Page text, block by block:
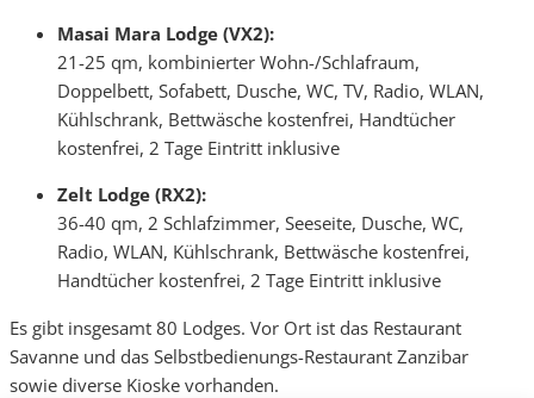
Masai Mara Lodge (VX2):
21-25 qm, kombinierter Wohn-/Schlafraum,
Doppelbett, Sofabett, Dusche, WC, TV, Radio, WLAN,
Kühlschrank, Bettwäsche kostenfrei, Handtücher
kostenfrei, 2 Tage Eintritt inklusive
Zelt Lodge (RX2):
36-40 qm, 2 Schlafzimmer, Seeseite, Dusche, WC,
Radio, WLAN, Kühlschrank, Bettwäsche kostenfrei,
Handtücher kostenfrei, 2 Tage Eintritt inklusive
Es gibt insgesamt 80 Lodges. Vor Ort ist das Restaurant
Savanne und das Selbstbedienungs-Restaurant Zanzibar
sowie diverse Kioske vorhanden.